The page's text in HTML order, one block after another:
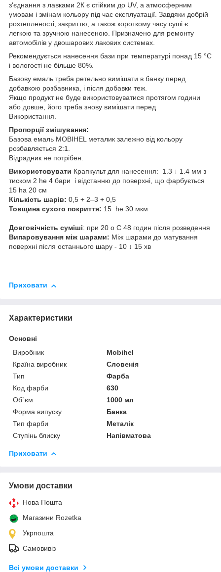
з'єднання з лавками 2К є стійким до UV, а атмосферним
умовам і змінам кольору під час експлуатації. Завдяки добрій
розтепленості, закриттю, а також короткому часу суші є
легкою та зручною нанесеною. Призначено для ремонту
автомобілів у двошарових лакових системах.
Рекомендується нанесення бази при температурі понад 15 °C
і вологості не більше 80%.
Базову емаль треба ретельно вимішати в банку перед
добавкою розбавника, і після добавки теж.
Якщо продукт не буде використовуватися протягом години
або довше, його треба знову вимішати перед
Використання.
Пропорції змішування:
Базова емаль MOBIHEL металик залежно від кольору
розбавляється 2:1.
Відрадник не потрібен.
Використовувати Крапкульт для нанесення: 1.3 ↓ 1.4 мм з
тиском 2 he 4 бари і відстанню до поверхні, що фарбується
15 ha 20 см
Кількість шарів: 0,5 + 2–3 + 0,5
Товщина сухого покриття: 15 he 30 мкм
Довговічність суміші: при 20 o C 48 годин після розведення
Випаровування між шарами: Між шарами до матування
поверхні після останнього шару - 10 ↓ 15 хв
Приховати
Характеристики
Основні
Виробник
Mobihel
Країна виробник
Словенія
Тип
Фарба
Код фарби
630
Об`єм
1000 мл
Форма випуску
Банка
Тип фарби
Металік
Ступінь блиску
Напівматова
Приховати
Умови доставки
Нова Пошта
Магазини Rozetka
Укрпошта
Самовивіз
Всі умови доставки